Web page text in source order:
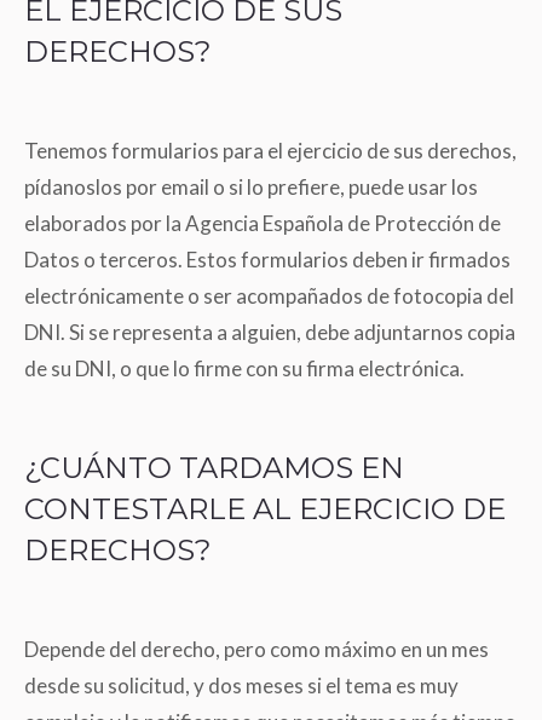
EL EJERCICIO DE SUS
DERECHOS?
Tenemos formularios para el ejercicio de sus derechos,
pídanoslos por email o si lo prefiere, puede usar los
elaborados por la Agencia Española de Protección de
Datos o terceros. Estos formularios deben ir firmados
electrónicamente o ser acompañados de fotocopia del
DNI. Si se representa a alguien, debe adjuntarnos copia
de su DNI, o que lo firme con su firma electrónica.
¿CUÁNTO TARDAMOS EN
CONTESTARLE AL EJERCICIO DE
DERECHOS?
Depende del derecho, pero como máximo en un mes
desde su solicitud, y dos meses si el tema es muy